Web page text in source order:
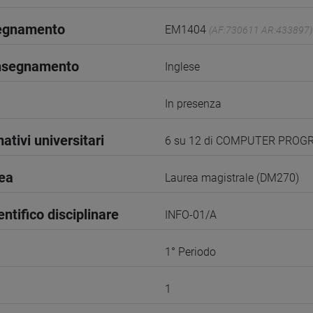
EM1404 (AF:730611 AR:433897)
Inglese
In presenza
universitari 6 su 12 di COMPUTER
Laurea magistrale (DM270)
disciplinare INFO-01/A
1° Periodo
1